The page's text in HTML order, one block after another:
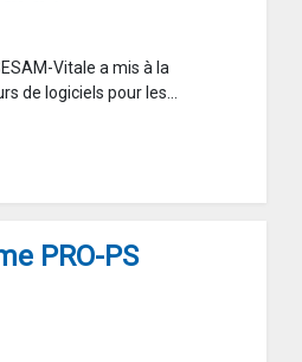
Vitale a mis à la
de logiciels pour les...
PRO-PS